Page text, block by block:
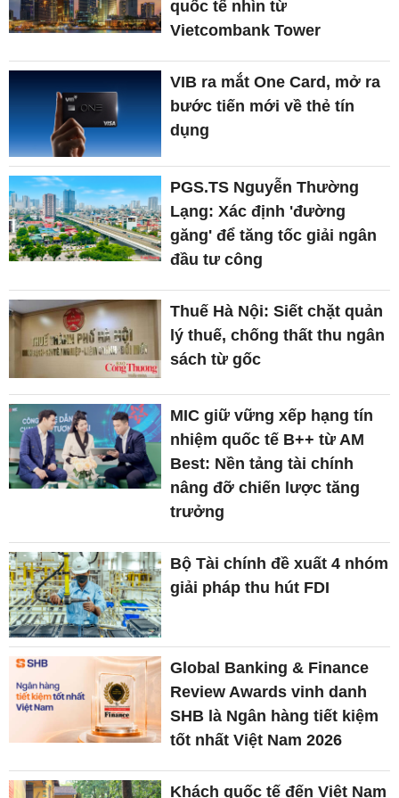
quốc tế nhìn từ
Vietcombank Tower
VIB ra mắt One Card, mở ra
bước tiến mới về thẻ tín
dụng
PGS.TS Nguyễn Thường
Lạng: Xác định 'đường
găng' để tăng tốc giải ngân
đầu tư công
Thuế Hà Nội: Siết chặt quản
lý thuế, chống thất thu ngân
sách từ gốc
MIC giữ vững xếp hạng tín
nhiệm quốc tế B++ từ AM
Best: Nền tảng tài chính
nâng đỡ chiến lược tăng
trưởng
Bộ Tài chính đề xuất 4 nhóm
giải pháp thu hút FDI
Global Banking & Finance
Review Awards vinh danh
SHB là Ngân hàng tiết kiệm
tốt nhất Việt Nam 2026
Khách quốc tế đến Việt Nam